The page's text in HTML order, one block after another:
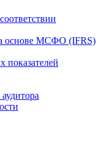
основе МСФО (IFRS)
показателей